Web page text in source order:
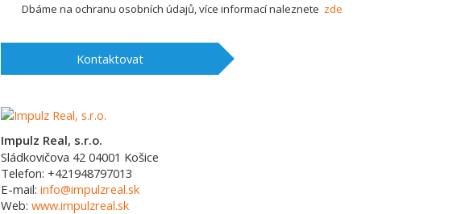
Dbáme na ochranu osobních údajů, více informací naleznete zde
Kontaktovat
Impulz Real, s.r.o.
Sládkovičova 42 04001 Košice
Telefon: +421948797013
E-mail: info@impulzreal.sk
Web: www.impulzreal.sk